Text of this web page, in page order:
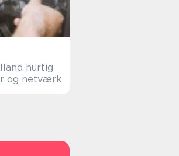
og netværk